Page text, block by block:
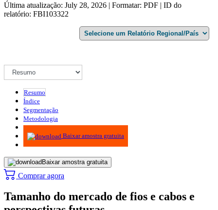
Última atualização: July 28, 2026 | Formatar: PDF | ID do
relatório: FBI103322
Resumo
Índice
Segmentação
Metodologia
Infográficos
Baixar amostra gratuita
Baixar amostra gratuita
Comprar agora
Tamanho do mercado de fios e cabos e